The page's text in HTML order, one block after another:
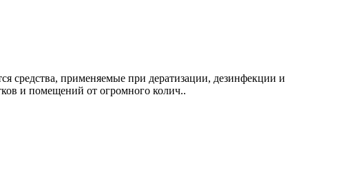
средства, применяемые при дератизации, дезинфекции и
и помещений от огромного колич..